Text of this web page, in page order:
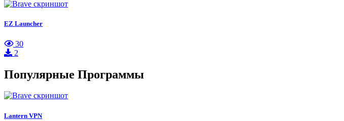
EZ Launcher
30
2
Популярные Программы
Lantern VPN